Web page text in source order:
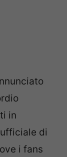
in
di
i fans